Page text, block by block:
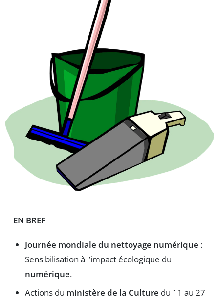
EN BREF
Journée mondiale du nettoyage numérique :
Sensibilisation à l’impact écologique du
numérique.
Actions du ministère de la Culture du 11 au 27